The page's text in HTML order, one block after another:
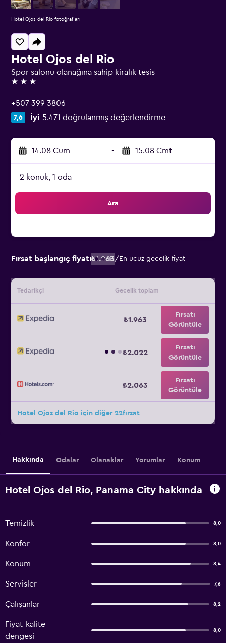
Hotel Ojos del Rio
Spor salonu olanağına sahip kiralık tesis
3 yıldız
+507 399 3806
7,6 İyi 5.471 doğrulanmış değerlendirme
14.08 Cum - 15.08 Cmt
2 konuk, 1 oda
Ara
Fırsat başlangıç fiyatı₺1.963/ En ucuz gecelik fiyat
Tedarikçi Gecelik toplam
₺1.963
Fırsatı
Görüntüle
₺2.022
Fırsatı
Görüntüle
₺2.063
Fırsatı
Görüntüle
Hotel Ojos del Rio için diğer 22fırsat
Hotel Ojos del Rio fotoğrafları
Hakkında Odalar Olanaklar Yorumlar Konum
Hotel Ojos del Rio, Panama City hakkında
Temizlik 8,0
Konfor 8,0
Konum 8,4
Servisler 7,6
Çalışanlar 8,2
Fiyat-kalite
dengesi
8,0